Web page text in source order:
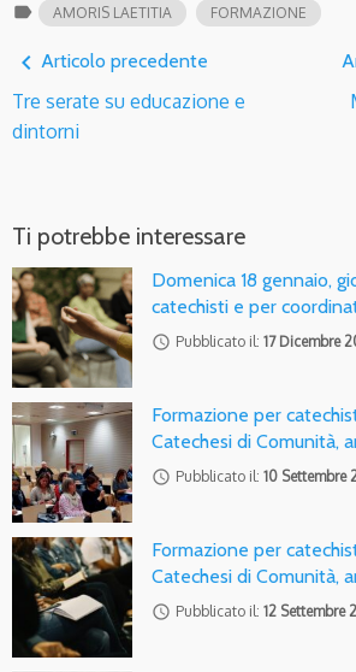
label AMORIS LAETITIA FORMAZIONE
navigate_before Articolo precedente
Tre serate su educazione e
dintorni
Ti potrebbe interessare
Domenica 18 gennaio,
catechisti e per
access_time Pubblicato il: 17 Dicembre
Formazione per
Catechesi di Comunità,
access_time Pubblicato il: 10 Settembre
Formazione per
Catechesi di Comunità,
access_time Pubblicato il: 12 Settembre